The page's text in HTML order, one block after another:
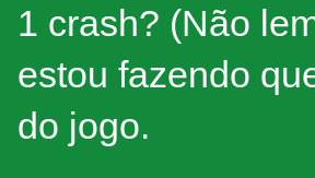
1 crash? (Não
estou fazendo
do jogo.